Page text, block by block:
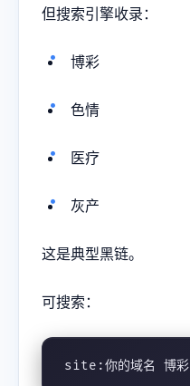
但搜索引擎收录：
博彩
色情
医疗
灰产
这是典型黑链。
可搜索：
site:你的域名 博彩